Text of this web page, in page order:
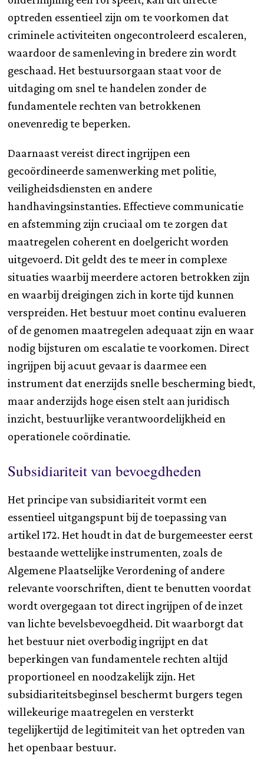
optreden essentieel zijn om te voorkomen dat
criminele activiteiten ongecontroleerd escaleren,
waardoor de samenleving in bredere zin wordt
geschaad. Het bestuursorgaan staat voor de
uitdaging om snel te handelen zonder de
fundamentele rechten van betrokkenen
onevenredig te beperken.
Daarnaast vereist direct ingrijpen een
gecoördineerde samenwerking met politie,
veiligheidsdiensten en andere
handhavingsinstanties. Effectieve communicatie
en afstemming zijn cruciaal om te zorgen dat
maatregelen coherent en doelgericht worden
uitgevoerd. Dit geldt des te meer in complexe
situaties waarbij meerdere actoren betrokken zijn
en waarbij dreigingen zich in korte tijd kunnen
verspreiden. Het bestuur moet continu evalueren
of de genomen maatregelen adequaat zijn en waar
nodig bijsturen om escalatie te voorkomen. Direct
ingrijpen bij acuut gevaar is daarmee een
instrument dat enerzijds snelle bescherming biedt,
maar anderzijds hoge eisen stelt aan juridisch
inzicht, bestuurlijke verantwoordelijkheid en
operationele coördinatie.
Subsidiariteit van bevoegdheden
Het principe van subsidiariteit vormt een
essentieel uitgangspunt bij de toepassing van
artikel 172. Het houdt in dat de burgemeester eerst
bestaande wettelijke instrumenten, zoals de
Algemene Plaatselijke Verordening of andere
relevante voorschriften, dient te benutten voordat
wordt overgegaan tot direct ingrijpen of de inzet
van lichte bevelsbevoegdheid. Dit waarborgt dat
het bestuur niet overbodig ingrijpt en dat
beperkingen van fundamentele rechten altijd
proportioneel en noodzakelijk zijn. Het
subsidiariteitsbeginsel beschermt burgers tegen
willekeurige maatregelen en versterkt
tegelijkertijd de legitimiteit van het optreden van
het openbaar bestuur.